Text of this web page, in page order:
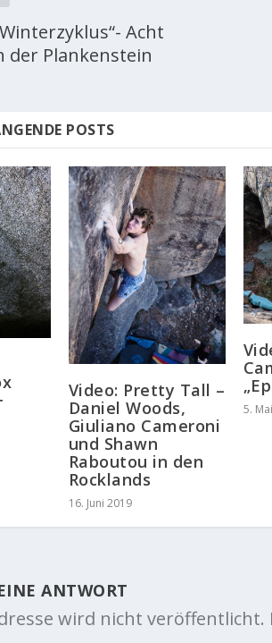
Acht
der Plankenstein
POSTS
Video: Pretty Tall –
Daniel Woods,
Giuliano Cameroni
und Shawn
Raboutou in den
Rocklands
16. Juni 2019
5.
ANTWORT
wird nicht veröffentlicht.